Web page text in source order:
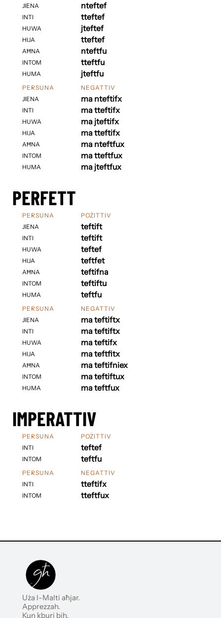
JIENA
INTI
HUWA
HIJA
AĦNA
INTOM
HUMA
nteftef
tteftef
jteftef
tteftef
nteftfu
tteftfu
jteftfu
PERSUNA
JIENA
INTI
HUWA
HIJA
AĦNA
INTOM
HUMA
NEGATTIV
ma nteftifx
ma tteftifx
ma jteftifx
ma tteftifx
ma nteftfux
ma tteftfux
ma jteftfux
PERFETT
PERSUNA
JIENA
INTI
HUWA
HIJA
AĦNA
INTOM
HUMA
POŻITTIV
teftift
teftift
teftef
teftfet
teftifna
teftiftu
teftfu
PERSUNA
JIENA
INTI
HUWA
HIJA
AĦNA
INTOM
HUMA
NEGATTIV
ma teftiftx
ma teftiftx
ma teftifx
ma teftfitx
ma teftifniex
ma teftiftux
ma teftfux
IMPERATTIV
PERSUNA
INTI
INTOM
POŻITTIV
teftef
teftfu
PERSUNA
INTI
INTOM
NEGATTIV
tteftifx
tteftfux
Uża l-Malti aħjar.
Apprezzah.
Kun kburi bih.